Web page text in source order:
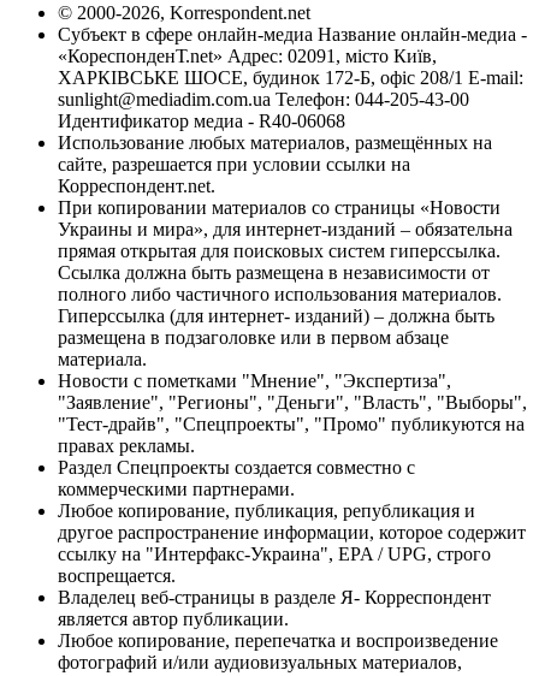
© 2000-2026, Korrespondent.net
Субъект в сфере онлайн-медиа Название онлайн-медиа -
«КореспонденТ.net» Адрес: 02091, місто Київ,
ХАРКІВСЬКЕ ШОСЕ, будинок 172-Б, офіс 208/1 E-mail:
sunlight@mediadim.com.ua Телефон: 044-205-43-00
Идентификатор медиа - R40-06068
Использование любых материалов, размещённых на
сайте, разрешается при условии ссылки на
Корреспондент.net.
При копировании материалов со страницы «Новости
Украины и мира», для интернет-изданий – обязательна
прямая открытая для поисковых систем гиперссылка.
Ссылка должна быть размещена в независимости от
полного либо частичного использования материалов.
Гиперссылка (для интернет- изданий) – должна быть
размещена в подзаголовке или в первом абзаце
материала.
Новости с пометками "Мнение", "Экспертиза",
"Заявление", "Регионы", "Деньги", "Власть", "Выборы",
"Тест-драйв", "Спецпроекты", "Промо" публикуются на
правах рекламы.
Раздел Спецпроекты создается совместно с
коммерческими партнерами.
Любое копирование, публикация, републикация и
другое распространение информации, которое содержит
ссылку на "Интерфакс-Украина", EPA / UPG, строго
воспрещается.
Владелец веб-страницы в разделе Я- Корреспондент
является автор публикации.
Любое копирование, перепечатка и воспроизведение
фотографий и/или аудиовизуальных материалов,